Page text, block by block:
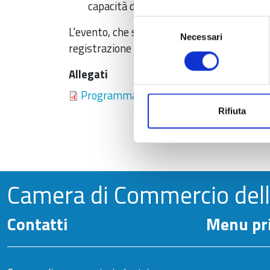
del
Necessari
Rifiuta
capacità del territorio di attrarre e
L'evento, che si svolge alla presenza
registrazione da effettuare attraverso il
Allegati
Programma rapporto Garfagnana 2025
Camera di Commercio
Contatti Menu